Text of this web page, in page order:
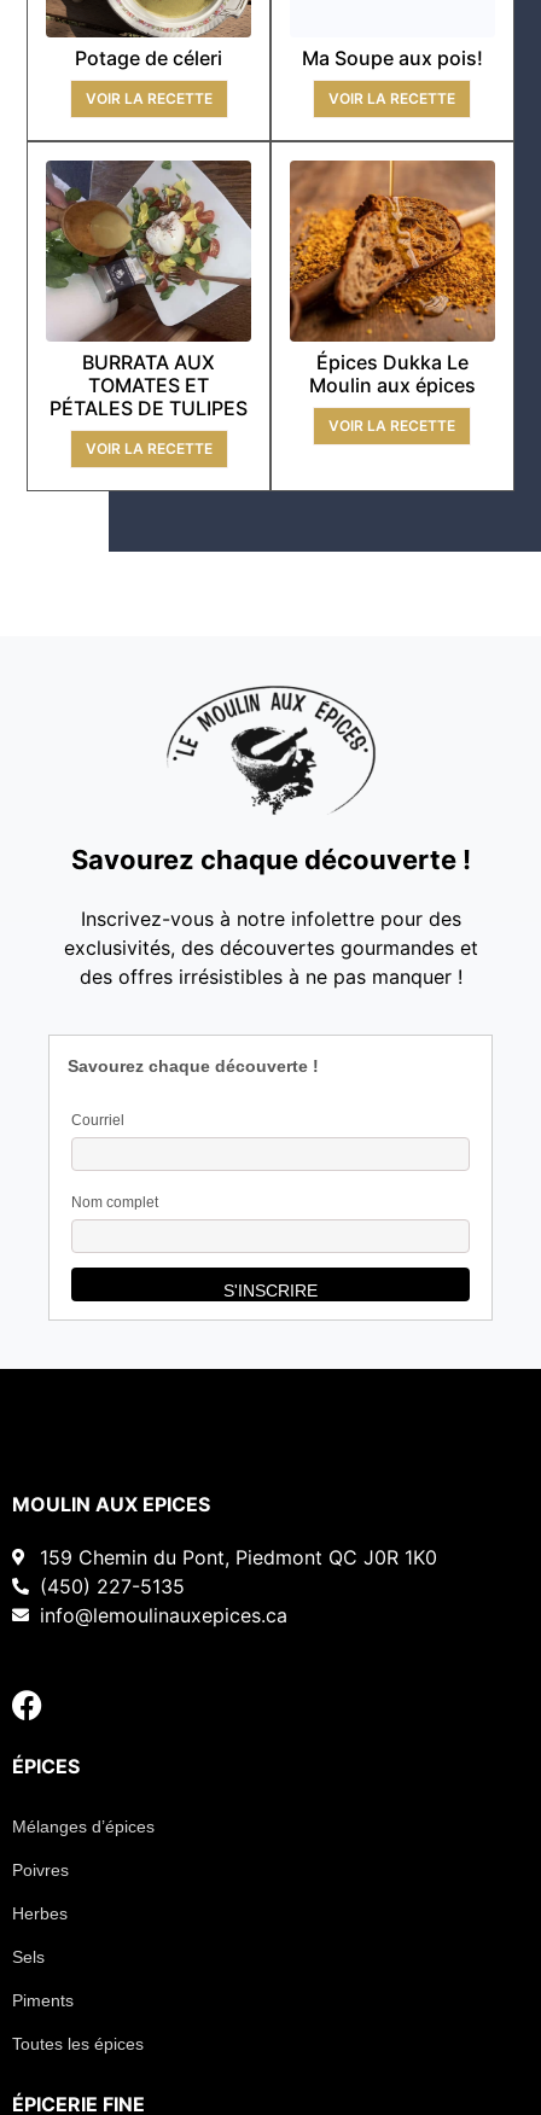
Potage de céleri
VOIR LA RECETTE
Ma Soupe aux pois!
VOIR LA RECETTE
BURRATA AUX
TOMATES ET
PÉTALES DE TULIPES
VOIR LA RECETTE
Épices Dukka Le
Moulin aux épices
VOIR LA RECETTE
Savourez chaque découverte !
Inscrivez-vous à notre infolettre pour des
exclusivités, des découvertes gourmandes et
des offres irrésistibles à ne pas manquer !
Savourez chaque découverte !
Courriel
Nom complet
MOULIN AUX EPICES
159 Chemin du Pont, Piedmont QC J0R 1K0
(450) 227-5135
info@lemoulinauxepices.ca
ÉPICES
Mélanges d’épices
Poivres
Herbes
Sels
Piments
Toutes les épices
ÉPICERIE FINE